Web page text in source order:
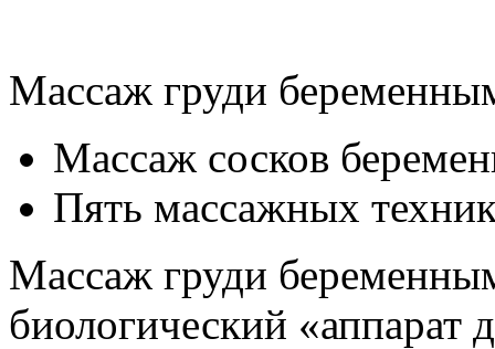
Массаж груди
Массаж сосков
Пять массажных
Массаж груди
биологический